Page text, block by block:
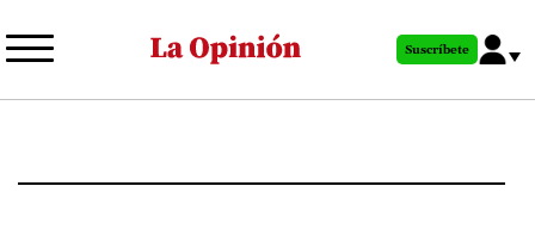
al
principal
Suscríbete